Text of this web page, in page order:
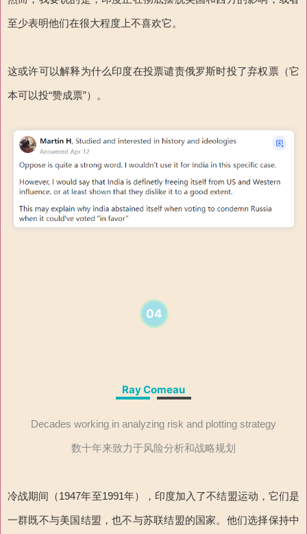
至少表明他们在很大程度上不喜欢它。
这或许可以解释为什么印度在投票谴责俄罗斯时投了弃权票（它
本可以投“赞成票”）。
04
Ray Comeau
Decades working in analyzing risk and plotting strategy
数十年来致力于风险分析和战略规划
冷战期间（1947年至1991年），印度加入了不结盟运动，它们是
一群既不与美国结盟，也不与苏联结盟的国家。他们选择保持中